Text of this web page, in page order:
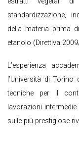
standardizzazione,
della materia prima
etanolo (Direttiva
L’esperienza
l’Università di
tecniche per il
lavorazioni
sulle più prestigiose